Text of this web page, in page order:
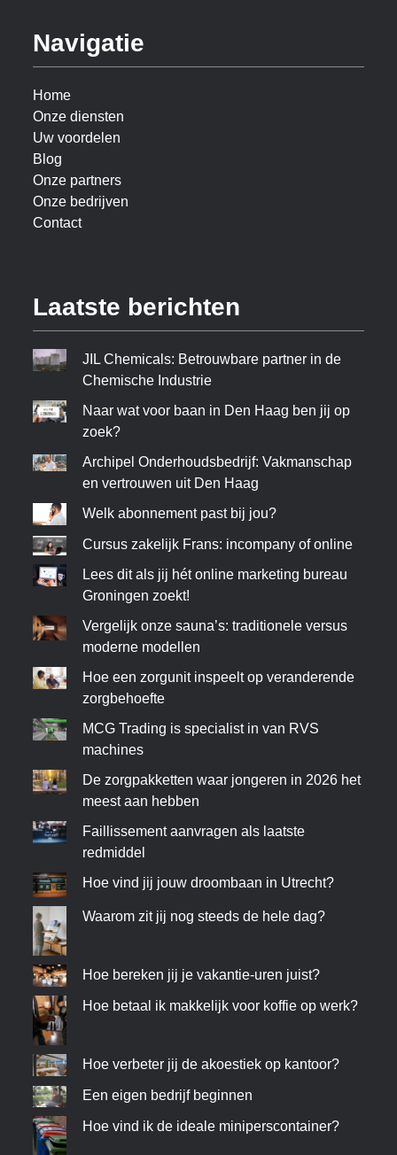
Navigatie
Home
Onze diensten
Uw voordelen
Blog
Onze partners
Onze bedrijven
Contact
Laatste berichten
JIL Chemicals: Betrouwbare partner in de
Chemische Industrie
Naar wat voor baan in Den Haag ben jij op
zoek?
Archipel Onderhoudsbedrijf: Vakmanschap
en vertrouwen uit Den Haag
Welk abonnement past bij jou?
Cursus zakelijk Frans: incompany of online
Lees dit als jij hét online marketing bureau
Groningen zoekt!
Vergelijk onze sauna’s: traditionele versus
moderne modellen
Hoe een zorgunit inspeelt op veranderende
zorgbehoefte
MCG Trading is specialist in van RVS
machines
De zorgpakketten waar jongeren in 2026 het
meest aan hebben
Faillissement aanvragen als laatste
redmiddel
Hoe vind jij jouw droombaan in Utrecht?
Waarom zit jij nog steeds de hele dag?
Hoe bereken jij je vakantie-uren juist?
Hoe betaal ik makkelijk voor koffie op werk?
Hoe verbeter jij de akoestiek op kantoor?
Een eigen bedrijf beginnen
Hoe vind ik de ideale miniperscontainer?